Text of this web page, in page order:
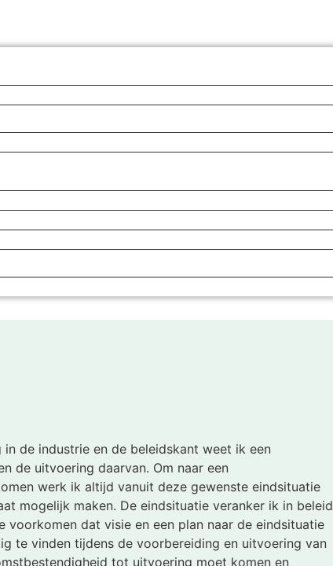
de industrie en de beleidskant weet ik een
de uitvoering daarvan. Om naar een
werk ik altijd vanuit deze gewenste eindsituatie
mogelijk maken. De eindsituatie veranker ik in beleid
voorkomen dat visie en een plan naar de eindsituatie
te vinden tijdens de voorbereiding en uitvoering van
tot uitvoering moet komen en